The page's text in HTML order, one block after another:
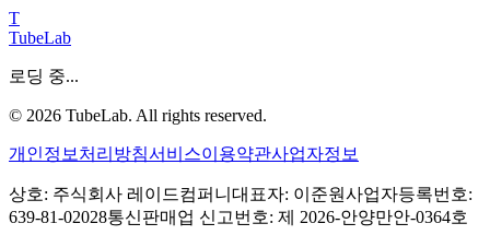
T
TubeLab
로딩 중...
© 2026 TubeLab. All rights reserved.
개인정보처리방침서비스이용약관사업자정보
상호: 주식회사 레이드컴퍼니 대표자: 이준원사업자등록번호:
639-81-02028통신판매업 신고번호: 제 2026-안양만안-0364호